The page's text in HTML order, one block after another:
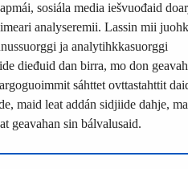
sosiála media iešvuođaid
analyseremii. Lassin mii
ja analytihkkasuorggi
dieđuid dan birra, mo don
sáhttet ovttastahttit
maid leat addán sidjiide dahje,
geavahan sin bálvalusaid.